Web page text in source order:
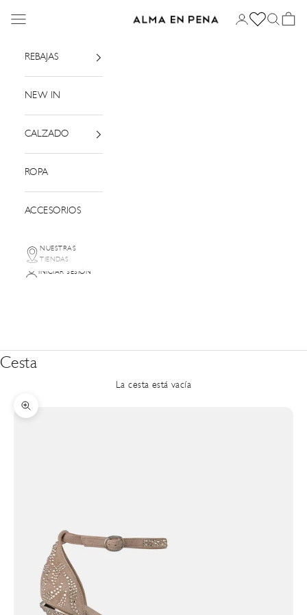
Alma en Pena
Menú Iniciar sesión
Buscar
Cesta
REBAJAS
NEW IN
CALZADO
ROPA
ACCESORIOS
NUESTRAS
TIENDAS
INICIAR SESIÓN
Cesta
La cesta está vacía
Zoom